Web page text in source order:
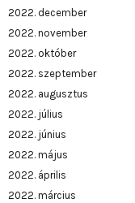
2022. december
2022. november
2022. október
2022. szeptember
2022. augusztus
2022. július
2022. június
2022. május
2022. április
2022. március